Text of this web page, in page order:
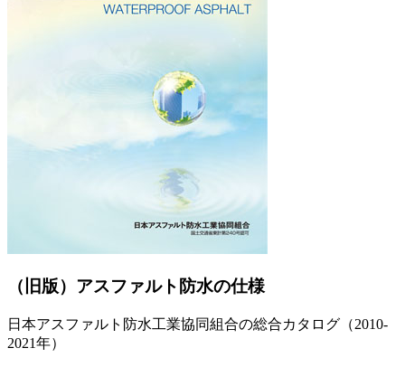
（旧版）アスファルト防水の仕様
日本アスファルト防水工業協同組合の総合カタログ（2010-
2021年）